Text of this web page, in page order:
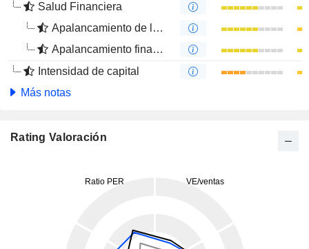
Salud Financiera
Apalancamiento de la deuda
Apalancamiento financiero
Intensidad de capital
Más notas
Rating Valoración